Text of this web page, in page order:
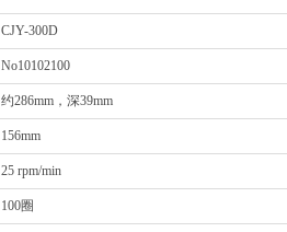
CJY-300D
No10102100
约286mm，深39mm
156mm
25 rpm/min
100圈